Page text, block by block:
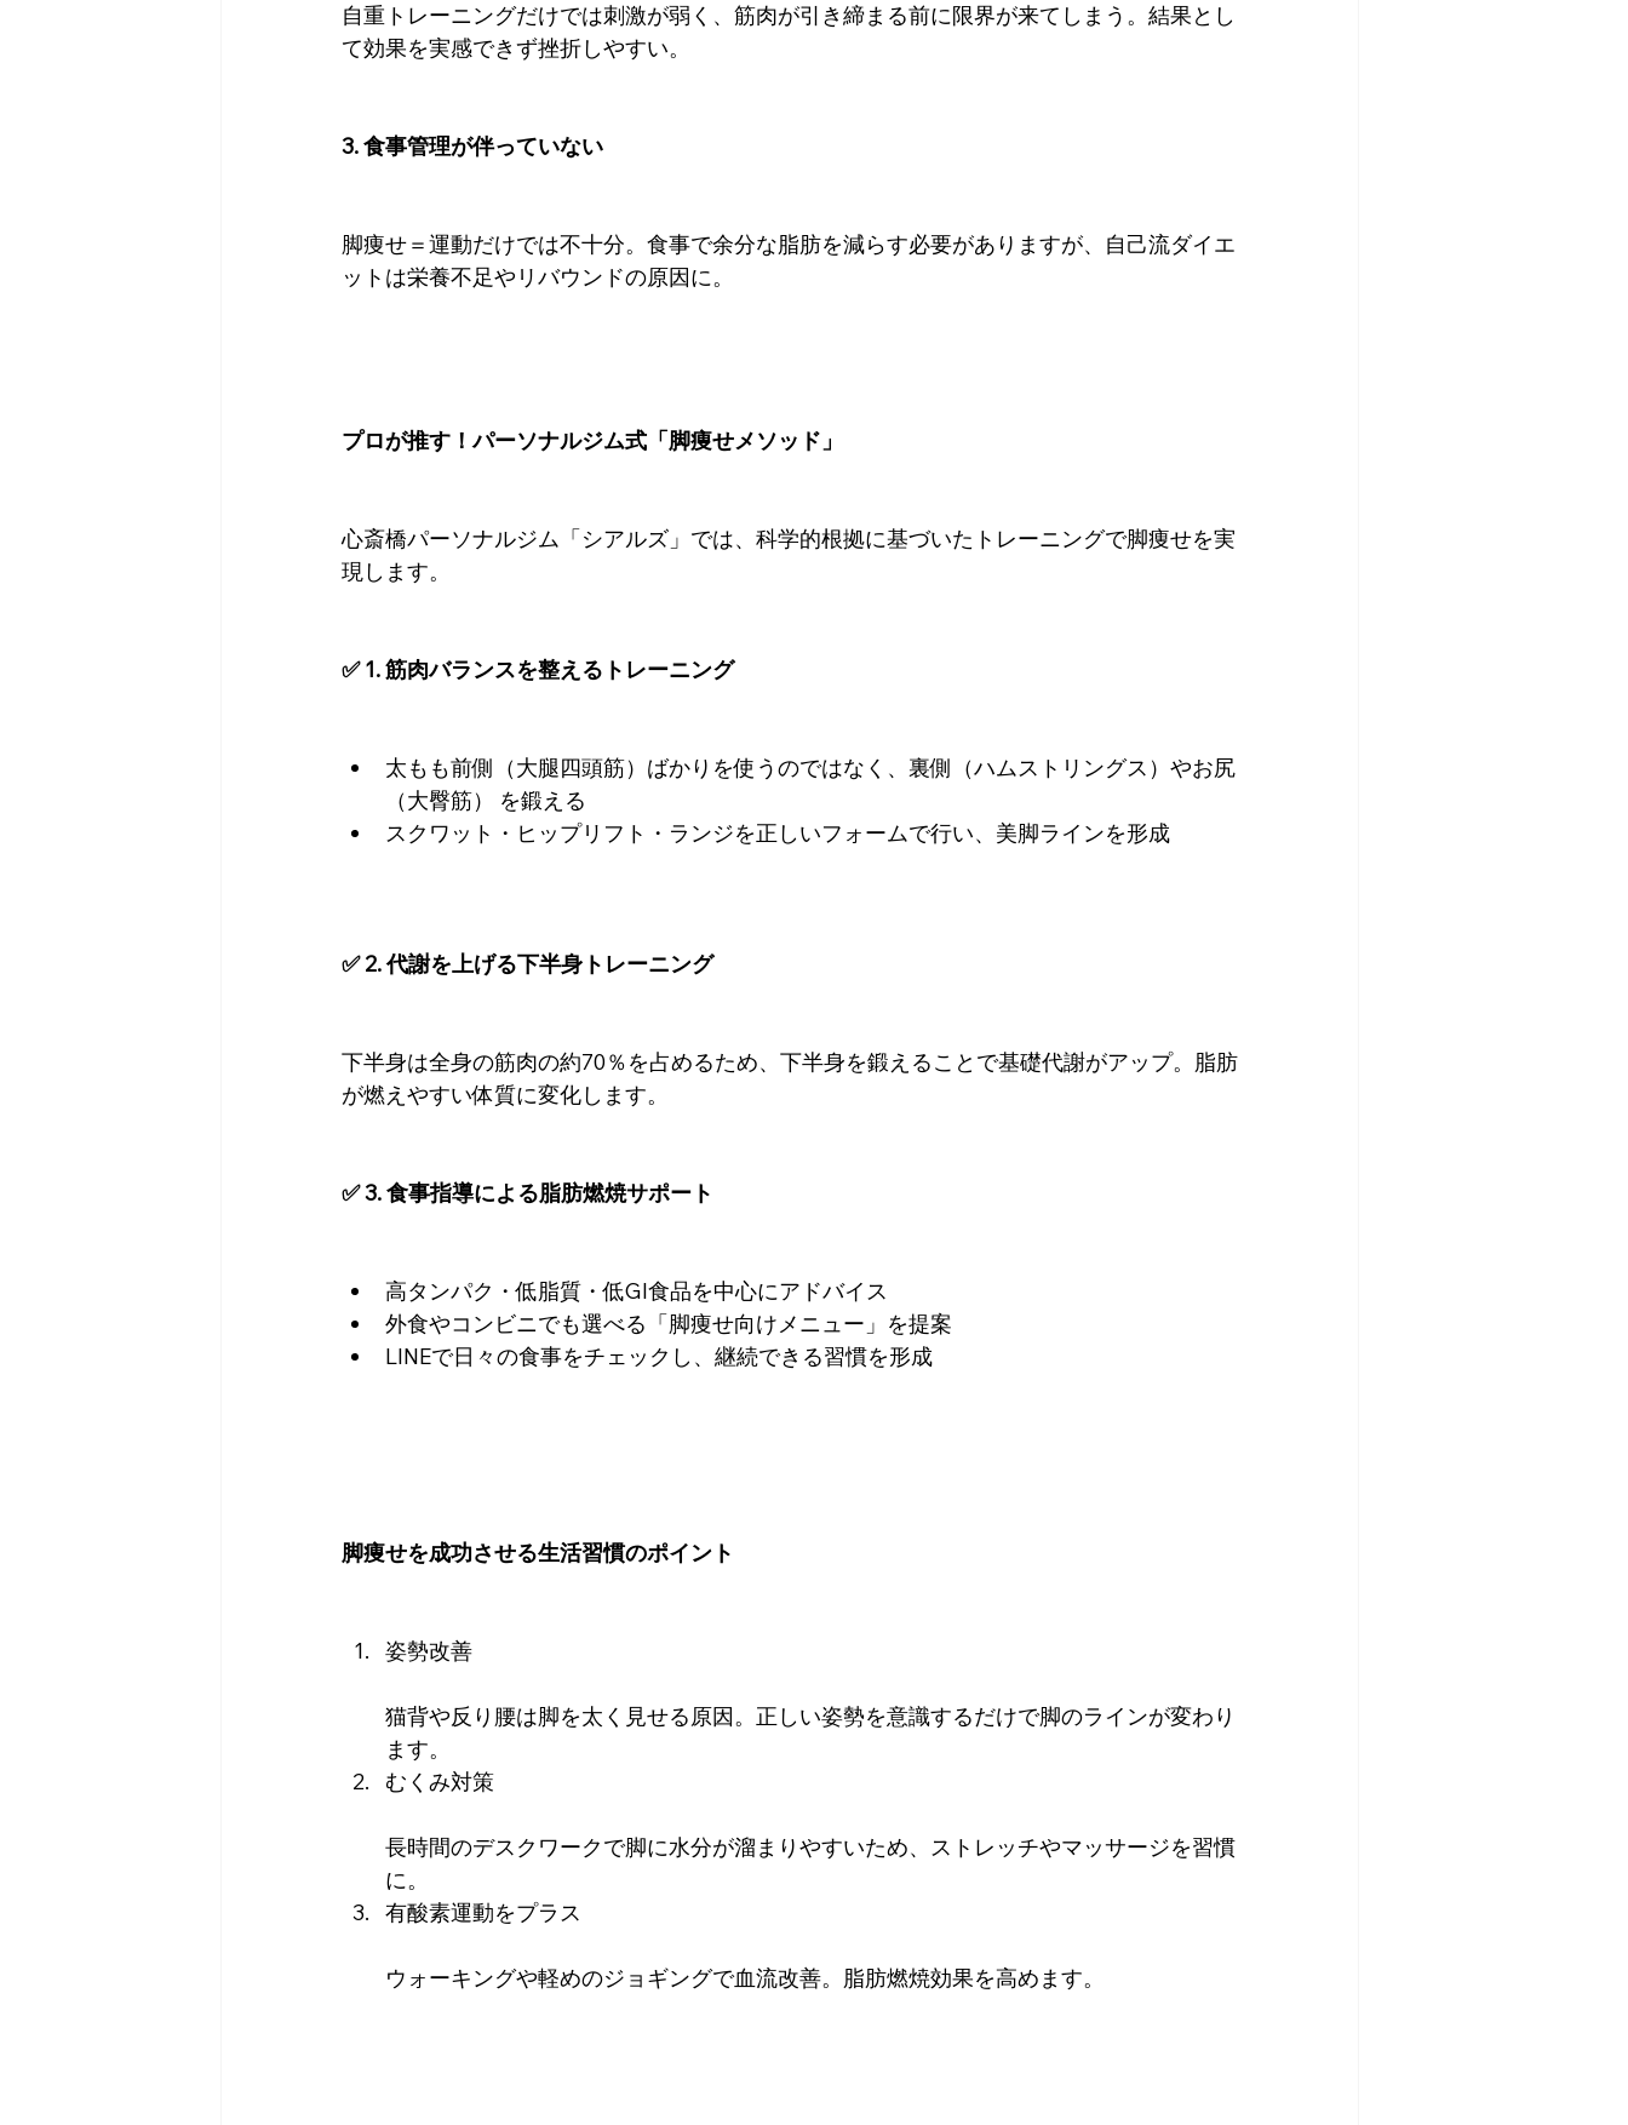
自重トレーニングだけでは刺激が弱く、筋肉が引き締まる前に限界が来てしまう。結果とし
て効果を実感できず挫折しやすい。
3. 食事管理が伴っていない
脚痩せ＝運動だけでは不十分。食事で余分な脂肪を減らす必要がありますが、自己流ダイエ
ットは栄養不足やリバウンドの原因に。
プロが推す！パーソナルジム式「脚痩せメソッド」
心斎橋パーソナルジム「シアルズ」では、科学的根拠に基づいたトレーニングで脚痩せを実
現します。
✅ 1. 筋肉バランスを整えるトレーニング
太もも前側（大腿四頭筋）ばかりを使うのではなく、裏側（ハムストリングス）やお尻
（大臀筋） を鍛える
スクワット・ヒップリフト・ランジを正しいフォームで行い、美脚ラインを形成
✅ 2. 代謝を上げる下半身トレーニング
下半身は全身の筋肉の約70％を占めるため、下半身を鍛えることで基礎代謝がアップ。脂肪
が燃えやすい体質に変化します。
✅ 3. 食事指導による脂肪燃焼サポート
高タンパク・低脂質・低GI食品を中心にアドバイス
外食やコンビニでも選べる「脚痩せ向けメニュー」を提案
LINEで日々の食事をチェックし、継続できる習慣を形成
脚痩せを成功させる生活習慣のポイント
姿勢改善
猫背や反り腰は脚を太く見せる原因。正しい姿勢を意識するだけで脚のラインが変わり
ます。
むくみ対策
長時間のデスクワークで脚に水分が溜まりやすいため、ストレッチやマッサージを習慣
に。
有酸素運動をプラス
ウォーキングや軽めのジョギングで血流改善。脂肪燃焼効果を高めます。